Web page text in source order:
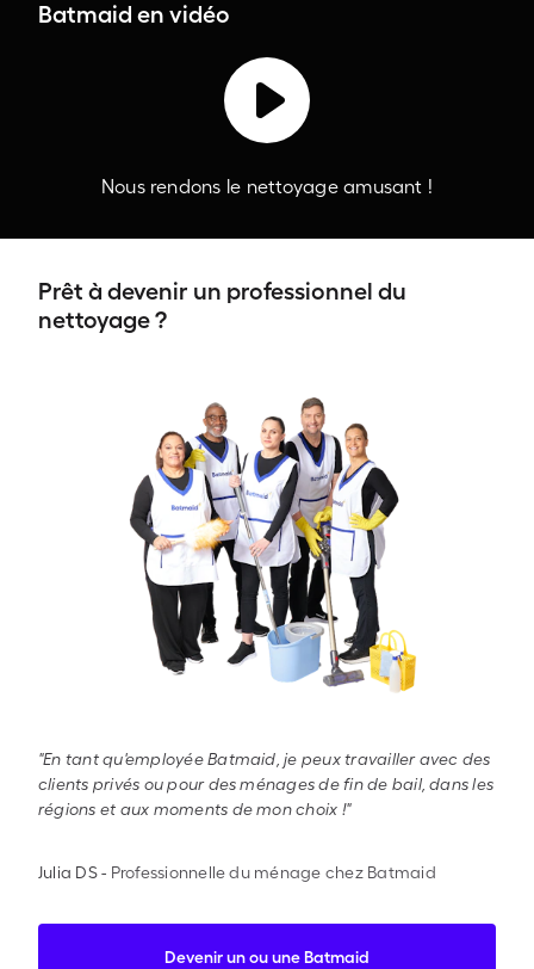
Batmaid en vidéo
Nous rendons le nettoyage amusant !
Prêt à devenir un professionnel du
nettoyage ?
"En tant qu'employée Batmaid, je peux travailler avec des
clients privés ou pour des ménages de fin de bail, dans les
régions et aux moments de mon choix !"
Julia DS- Professionnelle du ménage chez Batmaid
Devenir un ou une Batmaid